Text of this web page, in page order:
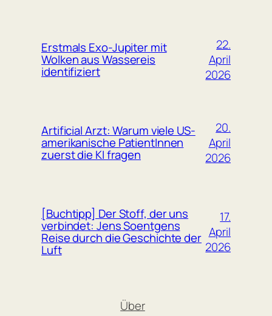
Erstmals Exo-Jupiter mit
Wolken aus Wassereis
identifiziert
22.
April
2026
Artificial Arzt: Warum viele US-
amerikanische PatientInnen
zuerst die KI fragen
20.
April
2026
[Buchtipp] Der Stoff, der uns
verbindet: Jens Soentgens
Reise durch die Geschichte der
Luft
17.
April
2026
Über